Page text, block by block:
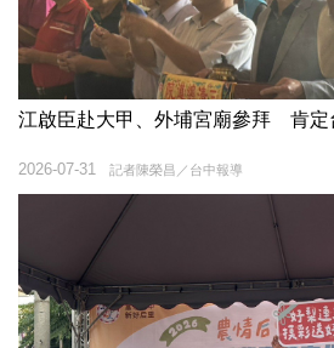
江啟臣赴大甲、外埔宮廟參拜 肯定
記者陳榮昌／台中報導
2026-07-31